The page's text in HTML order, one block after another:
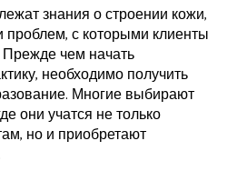
знания о строении кожи,
с которыми клиенты
чем начать
необходимо получить
Многие выбирают
они учатся не только
но и приобретают